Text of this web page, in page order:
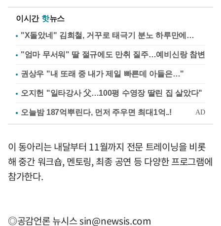
이시간 핫뉴스
"X돌았네" 김희철, 거꾸로 태극기 분노 하루만에…
"엄마 무서워" 딸 절규에도 만취 질주…예비신랑 참변
권상우 "내 또래 중 내가 제일 빠른데 아들은…"
오지헌 "일타강사 父…100평 수영장 딸린 집 살았다"
이 동아리는 내달부터 11월까지 전문 트레이닝을 비롯
해 중간 워크숍, 멘토링, 최종 공연 등 다양한 프로그램에
참가한다.
◎공감언론 뉴시스sin@newsis.com